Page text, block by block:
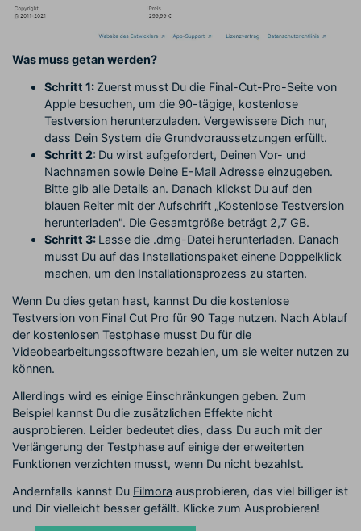
Was muss getan werden?
Schritt 1: Zuerst musst Du die Final-Cut-Pro-Seite von
Apple besuchen, um die 90-tägige, kostenlose
Testversion herunterzuladen. Vergewissere Dich nur,
dass Dein System die Grundvoraussetzungen erfüllt.
Schritt 2: Du wirst aufgefordert, Deinen Vor- und
Nachnamen sowie Deine E-Mail Adresse einzugeben.
Bitte gib alle Details an. Danach klickst Du auf den
blauen Reiter mit der Aufschrift „Kostenlose Testversion
herunterladen". Die Gesamtgröße beträgt 2,7 GB.
Schritt 3: Lasse die .dmg-Datei herunterladen. Danach
musst Du auf das Installationspaket einene Doppelklick
machen, um den Installationsprozess zu starten.
Wenn Du dies getan hast, kannst Du die kostenlose
Testversion von Final Cut Pro für 90 Tage nutzen. Nach Ablauf
der kostenlosen Testphase musst Du für die
Videobearbeitungssoftware bezahlen, um sie weiter nutzen zu
können.
Allerdings wird es einige Einschränkungen geben. Zum
Beispiel kannst Du die zusätzlichen Effekte nicht
ausprobieren. Leider bedeutet dies, dass Du auch mit der
Verlängerung der Testphase auf einige der erweiterten
Funktionen verzichten musst, wenn Du nicht bezahlst.
Andernfalls kannst Du Filmora ausprobieren, das viel billiger ist
und Dir vielleicht besser gefällt. Klicke zum Ausprobieren!